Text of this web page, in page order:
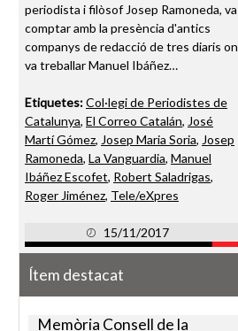
periodista i filòsof Josep Ramoneda, va
comptar amb la presència d'antics
companys de redacció de tres diaris on
va treballar Manuel Ibáñez…
Etiquetes:Col·legi de Periodistes de
Catalunya, El Correo Catalán, José
Martí Gómez, Josep Maria Soria, Josep
Ramoneda, La Vanguardia, Manuel
Ibáñez Escofet, Robert Saladrigas,
Roger Jiménez, Tele/eXpres
15/11/2017
Ítem destacat
Memòria Consell de la